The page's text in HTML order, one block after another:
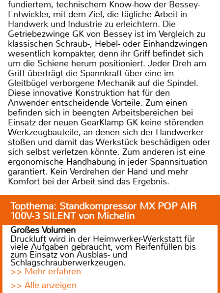
fundiertem, technischem Know-how der Bessey-
Entwickler, mit dem Ziel, die tägliche Arbeit in
Handwerk und Industrie zu erleichtern. Die
Getriebezwinge GK von Bessey ist im Vergleich zu
klassischen Schraub-, Hebel- oder Einhandzwingen
wesentlich kompakter, denn ihr Griff befindet sich
um die Schiene herum positioniert. Jeder Dreh am
Griff überträgt die Spannkraft über eine im
Gleitbügel verborgene Mechanik auf die Spindel.
Diese innovative Konstruktion hat für den
Anwender entscheidende Vorteile. Zum einen
befinden sich in beengten Arbeitsbereichen bei
Einsatz der neuen GearKlamp GK keine störenden
Werkzeugbauteile, an denen sich der Handwerker
stoßen und damit das Werkstück beschädigen oder
sich selbst verletzen könnte. Zum anderen ist eine
ergonomische Handhabung in jeder Spannsituation
garantiert. Kein Verdrehen der Hand und mehr
Komfort bei der Arbeit sind das Ergebnis.
Topthema: Standkompressor MX POP AIR
100V-3 SILENT von Michelin
Großes Volumen
Druckluft wird in der Heimwerker-Werkstatt für
viele Aufgaben gebraucht, vom Reifenfüllen bis
zum Einsatz von Ausblas- und
Schlagschrauberwerkzeugen.
>> Mehr erfahren
>> Alle anzeigen